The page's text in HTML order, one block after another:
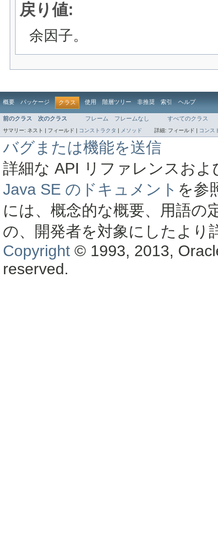
戻り値:
余因子。
概要 パッケージ クラス 使用 階層ツリー 非推奨 索引 ヘルプ
前のクラス 次のクラス フレーム フレームなし すべてのクラス
サマリー: ネスト | フィールド | コンストラクタ メソッド 詳細: フィールド | コンス
バグまたは機能を送信
詳細な API リファレンスお
Java SE のドキュメント を参
には、概念的な概要、用語の
の、開発者を対象にしたより
Copyright © 1993, 2013,
reserved.